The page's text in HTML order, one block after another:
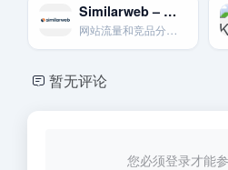
Similarweb – 流量竞品分析
网站流量和竞品分析平台
暂无评论
您必须登录才能